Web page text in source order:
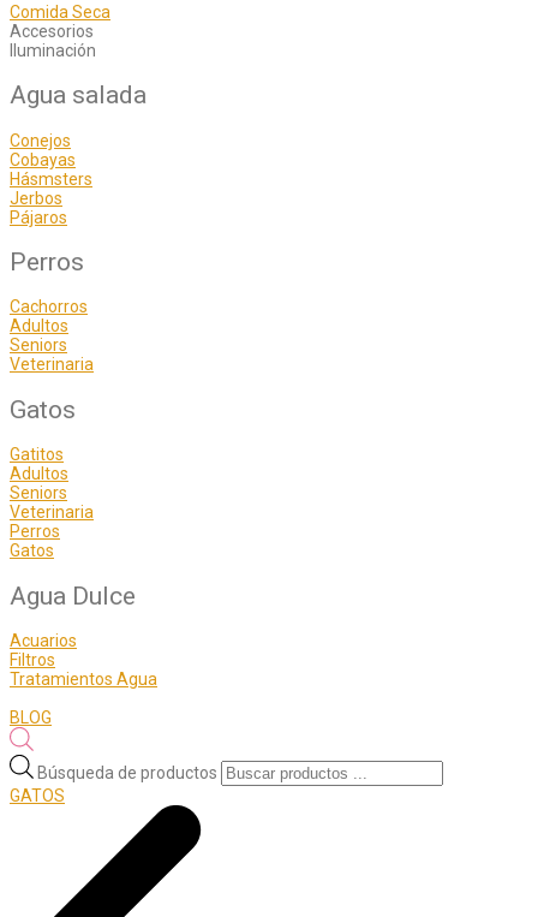
Comida Seca
Accesorios
Iluminación
Agua salada
Conejos
Cobayas
Hásmsters
Jerbos
Pájaros
Perros
Cachorros
Adultos
Seniors
Veterinaria
Gatos
Gatitos
Adultos
Seniors
Veterinaria
Perros
Gatos
Agua Dulce
Acuarios
Filtros
Tratamientos Agua
BLOG
Búsqueda de productos
GATOS